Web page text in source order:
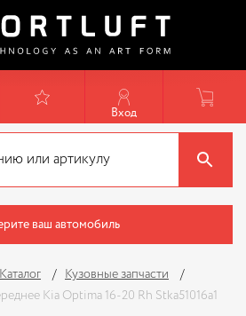
Вход
ваш автомобиль
Каталог
Кузовные запчасти
Kia Optima 16-20 Rh Stka51016a1